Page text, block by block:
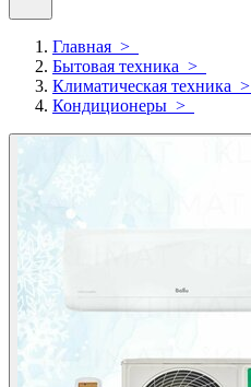
Главная >
Бытовая техника >
Климатическая техника >
Кондиционеры >